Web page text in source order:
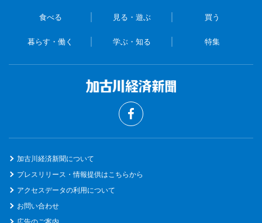
食べる 見る・遊ぶ 買う
暮らす・働く 学ぶ・知る 特集
加古川経済新聞について
プレスリリース・情報提供はこちらから
アクセスデータの利用について
お問い合わせ
広告のご案内